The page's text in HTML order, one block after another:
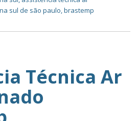
sul de são paulo,brastemp
Técnica Ar